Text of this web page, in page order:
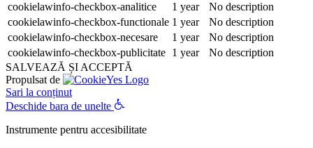
cookielawinfo-checkbox-analitice
1 year
No description
cookielawinfo-checkbox-functionale 1 year
No description
cookielawinfo-checkbox-necesare
1 year
No description
cookielawinfo-checkbox-publicitate 1 year
No description
SALVEAZĂ ȘI ACCEPTĂ
Propulsat de
Sari la conținut
Deschide bara de unelte
Instrumente pentru accesibilitate